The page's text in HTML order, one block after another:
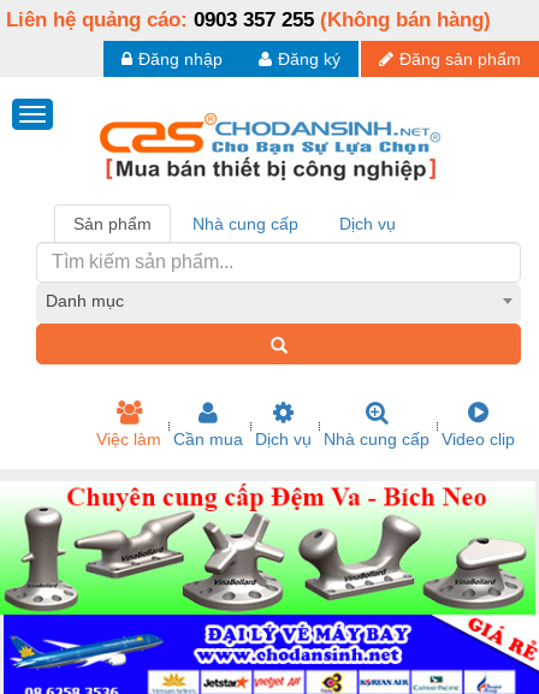
Liên hệ quảng cáo: 0903 357 255 (Không bán hàng)
Đăng sản phẩm
Đăng ký
Đăng nhập
Sản phẩm Nhà cung cấp Dịch vụ
Danh mục
Việc làm Cần mua Dịch vụ Nhà cung cấp Video clip